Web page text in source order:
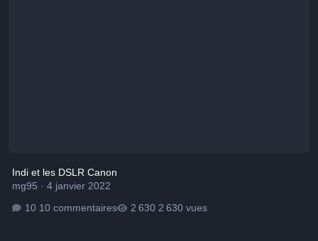
Indi et les DSLR Canon
mg95 · 4 janvier 2022
10 commentaires
2 630 vues